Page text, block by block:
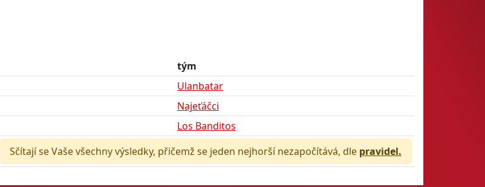
tým
Ulanbatar
Najeťáčci
Los Banditos
Sčítají se Vaše všechny výsledky, přičemž se jeden nejhorší nezapočítává, dle pravidel.